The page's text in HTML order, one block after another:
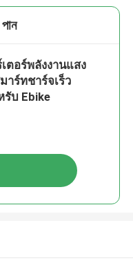
ตอร์พลังงานแสง
าร์ทชาร์จเร็ว
รับ Ebike